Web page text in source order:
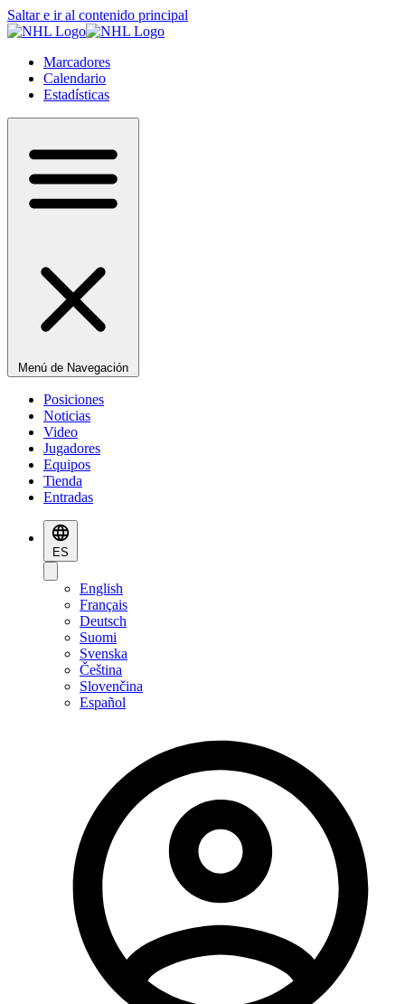
Saltar e ir al contenido principal
Marcadores
Calendario
Estadísticas
Menú de Navegación
Posiciones
Noticias
Video
Jugadores
Equipos
Tienda
Entradas
ES
English
Français
Deutsch
Suomi
Svenska
Čeština
Slovenčina
Español